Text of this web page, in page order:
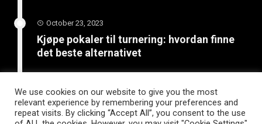
October 23, 2023
Kjøpe pokaler til turnering: hvordan finne
det beste alternativet
Bli kreativ: 5 kunst- og
håndverksprosjekter for sommerferien
We use cookies on our website to give you the most
relevant experience by remembering your preferences and
repeat visits. By clicking “Accept All”, you consent to the use